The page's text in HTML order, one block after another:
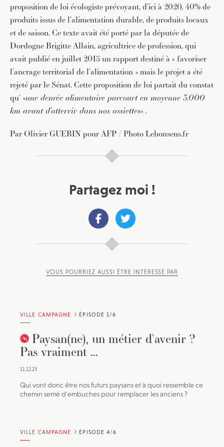
proposition de loi écologiste prévoyant, d’ici à 2020, 40% de
produits issus de l’alimentation durable, de produits locaux
et de saison. Ce texte avait été porté par la députée de
Dordogne Brigitte Allain, agricultrice de profession, qui
avait publié en juillet 2015 un rapport destiné à « favoriser
l’ancrage territorial de l’alimentation » mais le projet a été
rejeté par le Sénat. Cette proposition de loi partait du constat
qu' »une denrée alimentaire parcourt en moyenne 3.000
km avant d’atterrir dans nos assiettes« .
Par Olivier GUERIN pour AFP / Photo Lebonsens.fr
Partagez moi !
VOUS POURRIEZ AUSSI ÊTRE INTÉRESSÉ PAR
VILLE CAMPAGNE ÉPISODE 1/6
Paysan(ne), un métier d'avenir ?
Pas vraiment ...
11.12.23
Qui vont donc être nos futurs paysans et à quoi ressemble ce
chemin semé d'embuches pour remplacer les anciens ?
VILLE CAMPAGNE ÉPISODE 4/6
JE M'INSCRIS À LA NEWSLETTER
Pour recevoir toutes les deux semaines notre lettre
d’info avec une sélection d’articles …